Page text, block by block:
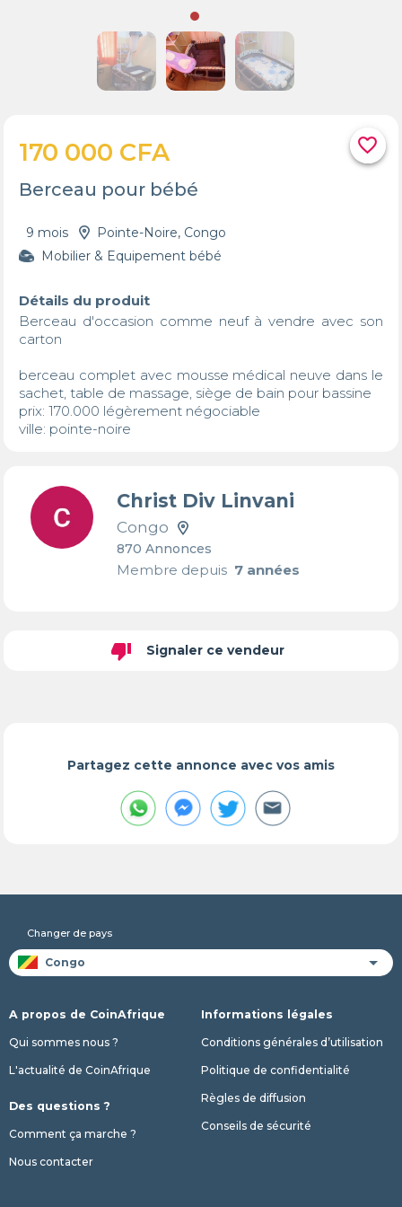
favorite_border
170 000 CFA
Berceau pour bébé
9 mois
Pointe-Noire, Congo
Mobilier & Equipement bébé
Détails du produit
Berceau d'occasion comme neuf à vendre avec son
carton
berceau complet avec mousse médical neuve dans le
sachet, table de massage, siège de bain pour bassine
prix: 170.000 légèrement négociable
ville: pointe-noire
Christ Div Linvani
Congo
870 Annonces
Membre depuis7 années
thumb_down Signaler ce vendeur
Partagez cette annonce avec vos amis
Changer de pays
A propos de CoinAfrique
Qui sommes nous ?
L'actualité de CoinAfrique
Des questions ?
Comment ça marche ?
Nous contacter
Informations légales
Conditions générales d’utilisation
Politique de confidentialité
Règles de diffusion
Conseils de sécurité